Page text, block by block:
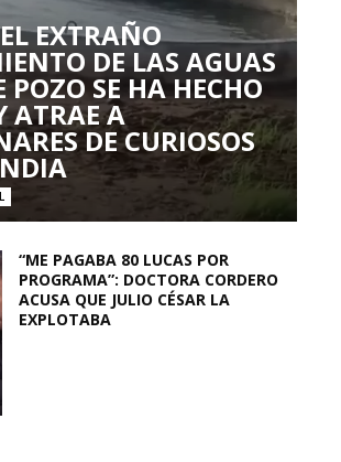
EXTRAÑO
DE LAS AGUAS
POZO SE HA HECHO
ATRAE A
DE CURIOSOS
“ME PAGABA 80 LUCAS POR
PROGRAMA”: DOCTORA CORDERO
ACUSA QUE JULIO CÉSAR LA
EXPLOTABA